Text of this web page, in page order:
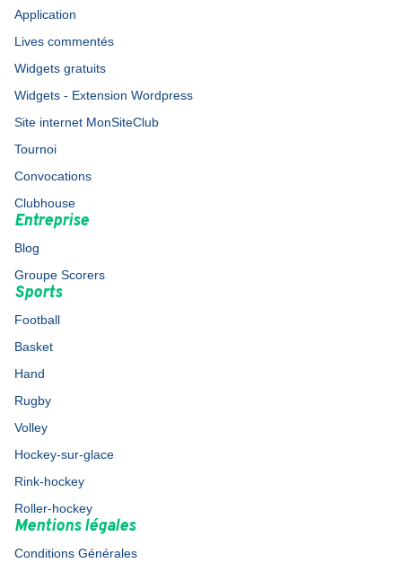
Application
Lives commentés
Widgets gratuits
Widgets - Extension Wordpress
Site internet MonSiteClub
Tournoi
Convocations
Clubhouse
Entreprise
Blog
Groupe Scorers
Sports
Football
Basket
Hand
Rugby
Volley
Hockey-sur-glace
Rink-hockey
Roller-hockey
Mentions légales
Conditions Générales